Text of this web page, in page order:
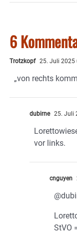
6
Trotzkopf 25. Juli 2025
„von rechts
dubirne 25. Juli
vor links.
cnguyen
StVO